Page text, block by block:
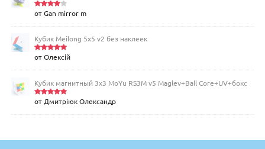
Оценка
от Gan mirror m
Кубик Meilong 5x5 v2 без наклеек
Оценка5
от Олексій
Кубик магнитный 3х3 MoYu RS3M v5 Maglev+Ball Core+UV+бокс
Оценка5
от Дмитріюк Олександр